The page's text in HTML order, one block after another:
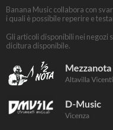
Banana Music collabora con
i quali è possibile reperire e
Gli articoli disponibili nei negozi
dicitura disponibile.